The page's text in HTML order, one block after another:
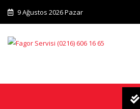
9 Ağustos 2026 Pazar